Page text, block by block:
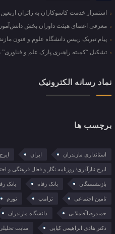
استمرار خدمت کاسوکاران به زائران
معرفی اعضای هیئت داوران بخش
پیام تبریک رییس دانشگاه علوم و فنون
تشکیل “کمیته راهبری پارک علم و فناوری”
نماد رسانه الکترونیک
برچسب ها
استانداری مازندران ایران
ایرج نیازآذری/ روزنامه نگار و فعال فرهنگی و
بازنشستگان بانک رفاه بانک
تامین اجتماعی ترامپ تورم
حمیدرضاآقاملایی دانشگاه مازندران
دکتر هادی ابراهیمی کیاپی سایت